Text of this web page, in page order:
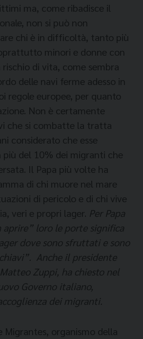
ma, come ribadisce il
non si può non
chi è in difficoltà, tanto più
minori e donne con
di vita, come sembra
delle navi ferme adesso in
regole europee, per quanto
Non è certamente
che si combatte la tratta
considerato che esse
del 10% dei migranti che
Il Papa più volte ha
di chi muore nel mare
di pericolo e di chi vive
veri e propri lager. Per Papa
aprire” loro le porte significa
dove sono sfruttati e sono
Anche il presidente
Zuppi, ha chiesto nel
Governo italiano,
dei migranti.
Migrantes, organismo della